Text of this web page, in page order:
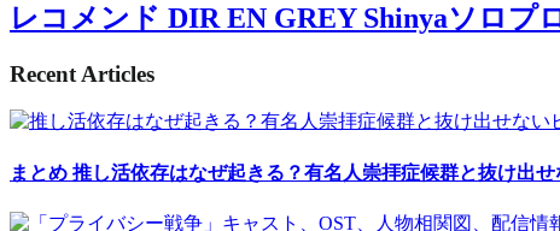
レコメンド DIR EN GREY Shinyaソロプ
Recent Articles
まとめ 推し活依存はなぜ起きる？有名人崇拝症候群と抜け出